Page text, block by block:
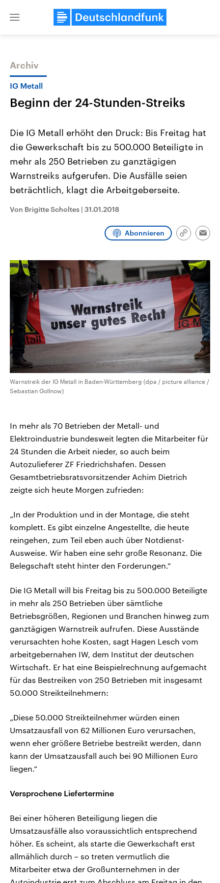
Close
Themen
Landtagswahl Sachsen-Anhalt
2026
Alle Informationen
Sachsen-Anhalt wählt am 6.
Landtag. Seit 2021 wird das
Wahlprogramme, aktuelle Berichte
und Kandidaten der anstehenden
Wahl.
USA
Aktuelle Beiträge,
Hintergründe
Wirtschaftlich und
aktuelle Weltgeschehen.
Audio-Archiv
Archiv
IG Metall
Beginn der 24-Stunden-Streiks
Die IG Metall erhöht den Druck: Bis Freitag hat
die Gewerkschaft bis zu 500.000 Beteiligte in
mehr als 250 Betrieben zu ganztägigen
Warnstreiks aufgerufen. Die Ausfälle seien
beträchtlich, klagt die Arbeitgeberseite.
Von Brigitte Scholtes | 31.01.2018
Abonnieren
Link
Warnstreik der IG Metall in Baden-Württemberg (dpa / picture alliance /
Sebastian Gollnow)
In mehr als 70 Betrieben der Metall- und
Elektroindustrie bundesweit legten die Mitarbeiter für
24 Stunden die Arbeit nieder, so auch beim
Autozulieferer ZF Friedrichshafen. Dessen
Gesamtbetriebsratsvorsitzender Achim Dietrich
zeigte sich heute Morgen zufrieden:
„In der Produktion und in der Montage, die steht
komplett. Es gibt einzelne Angestellte, die heute
reingehen, zum Teil eben auch über Notdienst-
Ausweise. Wir haben eine sehr große Resonanz. Die
Belegschaft steht hinter den Forderungen.“
Die IG Metall will bis Freitag bis zu 500.000 Beteiligte
in mehr als 250 Betrieben über sämtliche
Betriebsgrößen, Regionen und Branchen hinweg zum
ganztägigen Warnstreik aufrufen. Diese Ausstände
verursachten hohe Kosten, sagt Hagen Lesch vom
arbeitgebernahen IW, dem Institut der deutschen
Wirtschaft. Er hat eine Beispielrechnung aufgemacht
für das Bestreiken von 250 Betrieben mit insgesamt
50.000 Streikteilnehmern:
„Diese 50.000 Streikteilnehmer würden einen
Umsatzausfall von 62 Millionen Euro verursachen,
wenn eher größere Betriebe bestreikt werden, dann
kann der Umsatzausfall auch bei 90 Millionen Euro
liegen.“
Versprochene Liefertermine
Bei einer höheren Beteiligung liegen die
Umsatzausfälle also voraussichtlich entsprechend
höher. Es scheint, als starte die Gewerkschaft erst
allmählich durch – so treten vermutlich die
Mitarbeiter etwa der Großunternehmen in der